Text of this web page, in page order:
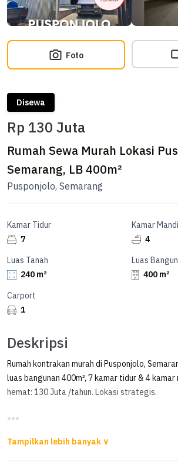
Foto
Disewa
Rp 130 Juta
Rumah Sewa Murah Lokasi
Semarang, LB 400m²
Pusponjolo, Semarang
Kamar Tidur
7
Kamar Mandi
4
Luas Tanah
240 m²
Luas
400 m²
Carport
1
Deskripsi
Rumah kontrakan murah di Pusponjolo,
luas bangunan 400m², 7 kamar tidur & 4
hemat: 130 Juta /tahun. Lokasi strategis.
***